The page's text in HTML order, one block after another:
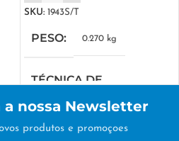
SKU: 1943S/T
PESO 0.270 kg
TÉCNICA DE
TAMPOGRAFIA
a nossa Newsletter
produtos e promoçoes